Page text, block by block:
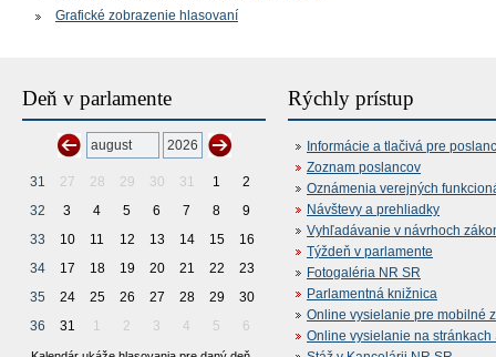
Grafické zobrazenie hlasovaní
Deň v parlamente
31 27 28 29 30 31 1
2
32
3 4 5 6 7 8
9
33
10 11 12 13 14 15
16
34
17 18 19 20 21 22
23
35
24 25 26 27 28 29
30
36
31 1 2 3 4 5 6
Rýchly prístup
Informácie a tlačivá pre
Zoznam poslancov
Oznámenia verejných
Návštevy a prehliadky
Vyhľadávanie v návrhoch
Týždeň v parlamente
Fotogaléria NR SR
Parlamentná knižnica
Online vysielanie pre mobilné
Online vysielanie na stránkach